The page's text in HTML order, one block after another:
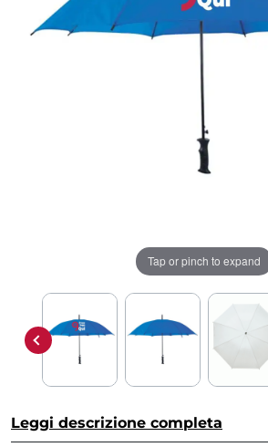
Tap or pinch to expand
Leggi descrizione completa